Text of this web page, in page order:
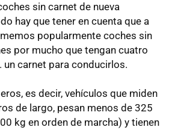
sin carnet de nueva
hay que tener en cuenta que a
popularmente coches sin
por mucho que tengan cuatro
un carnet para conducirlos.
es decir, vehículos que miden
de largo, pesan menos de 325
kg en orden de marcha) y tienen